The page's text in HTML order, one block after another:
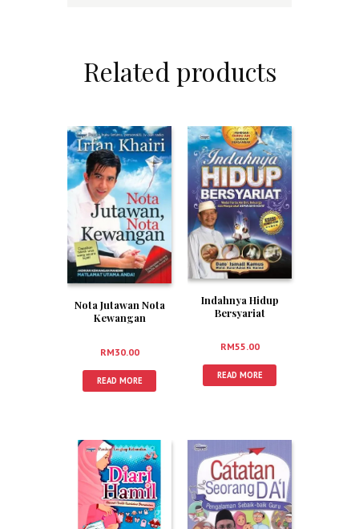
Related products
Nota Jutawan Nota
Kewangan
RM30.00
READ MORE
Indahnya Hidup
Bersyariat
RM55.00
READ MORE